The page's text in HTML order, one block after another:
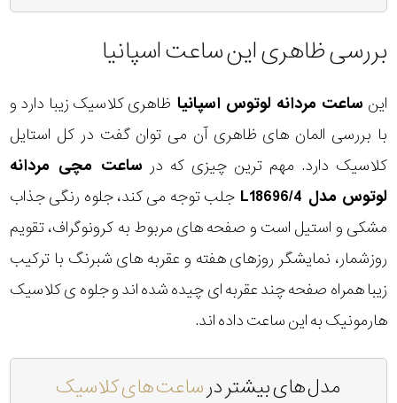
بررسی ظاهری این ساعت اسپانیا
این ساعت مردانه لوتوس اسپانیا ظاهری کلاسیک زیبا دارد و
با بررسی المان های ظاهری آن می توان گفت در کل استایل
کلاسیک دارد. مهم ترین چیزی که در ساعت مچی مردانه
لوتوس مدل L18696/4
جلب توجه می کند، جلوه رنگی جذاب
مشکی و استیل است و صفحه های مربوط به کرونوگراف، تقویم
روزشمار، نمایشگر روزهای هفته و عقربه های شبرنگ با ترکیب
زیبا همراه صفحه چند عقربه ای چیده شده اند و جلوه ی کلاسیک
هارمونیک به این ساعت داده اند.
مدل های بیشتر درساعت های کلاسیک